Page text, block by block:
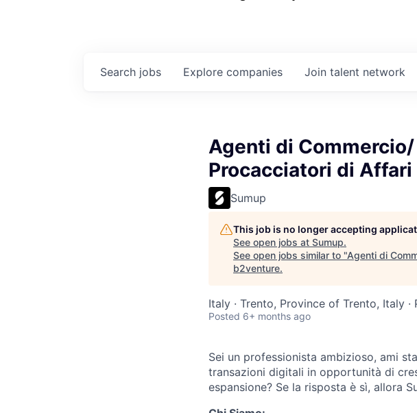
Search jobs Explore companies Join talent network
Agenti di
Procacciatori di Affari
Sumup
This job is no longer accepting
See open jobs at Sumup.
See open jobs similar to "Agenti di
b2venture.
Italy · Trento, Province of Trento, Italy
Posted 6+ months ago
Sei un professionista ambizioso, ami
transazioni digitali in opportunità di
espansione? Se la risposta è sì, allora